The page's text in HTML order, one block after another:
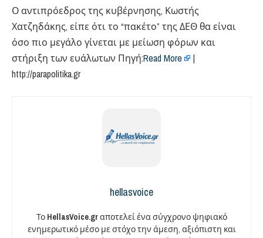
Ο αντιπρόεδρος της κυβέρνησης, Κωστής
Χατζηδάκης, είπε ότι το “πακέτο” της ΔΕΘ θα είναι
όσο πιο μεγάλο γίνεται με μείωση φόρων και
στήριξη των ευάλωτων Πηγή:Read More
|
http://parapolitika.gr
hellasvoice
Το HellasVoice.grαποτελεί ένα σύγχρονο ψηφιακό
ενημερωτικό μέσο με στόχο την άμεση, αξιόπιστη και